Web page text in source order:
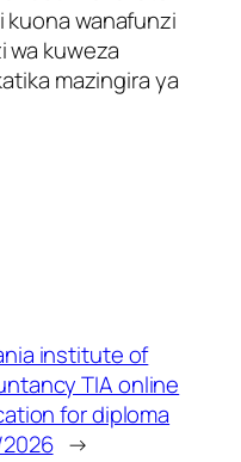
kuona wanafunzi
wa kuweza
mazingira ya
institute of
TIA online
for diploma
→